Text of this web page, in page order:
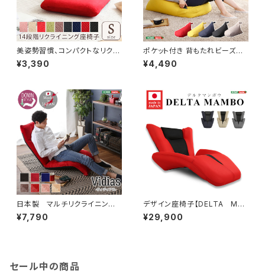
美姿勢習慣、コンパクトなリクラ
イニング座椅子（Sサイズ）日本
製 | Leraar-リーラー- SH-0
¥3,390
ポケット付き 背もたれビーズク
ッション 【Totte -トッテ-】 S
H-07-TBC
¥4,490
日本製 マルチリクライニング
座椅子 【Vidias-ヴィディア
ス】 7カラー （ダウンスタイ
¥7,790
デザイン座椅子【DELTA MA
NBO-デルタマンボウ-】（一人掛
け 日本製 マンボウ デザイナ
¥29,900
セール中の商品